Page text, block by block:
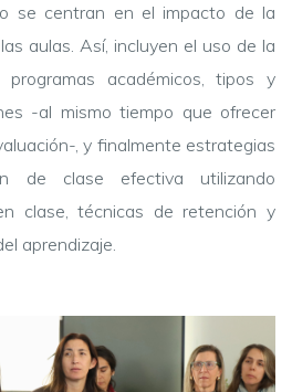
se centran en el impacto de la
aulas. Así, incluyen el uso de la
académicos, tipos y
-al mismo tiempo que ofrecer
, y finalmente estrategias
de clase efectiva utilizando
clase, técnicas de retención y
aprendizaje.